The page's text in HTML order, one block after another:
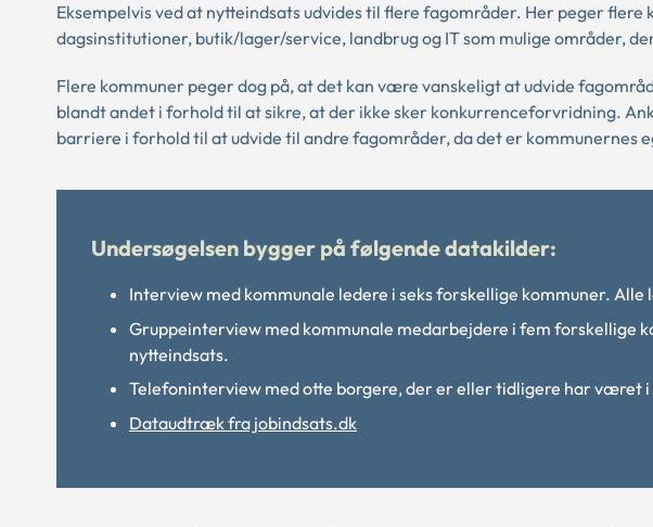
Eksempelvis ved at nytteindsats udvides til flere fagområder. Her peger flere
dagsinstitutioner, butik/lager/service, landbrug og IT som mulige områder,
Flere kommuner peger dog på, at det kan være vanskeligt at udvide
blandt andet i forhold til at sikre, at der ikke sker konkurrenceforvridning.
barriere i forhold til at udvide til andre fagområder, da det er kommunernes
Undersøgelsen bygger på følgende datakilder:
Interview med kommunale ledere i seks forskellige kommuner.
Gruppeinterview med kommunale medarbejdere i fem forskellige
nytteindsats.
Telefoninterview med otte borgere, der er eller tidligere har været i
Dataudtræk fra jobindsats.dk